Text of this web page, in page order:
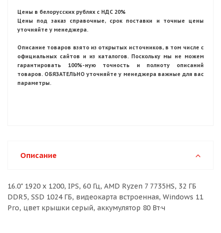
Цены в белорусских рублях с НДС 20%
Цены под заказ справочные, срок поставки и точные цены
уточняйте у менеджера.
Описание товаров взято из открытых источников, в том числе с
официальных сайтов и из каталогов. Поскольку мы не можем
гарантировать 100%-ную точность и полноту описаний
товаров. ОБЯЗАТЕЛЬНО уточняйте у менеджера важные для вас
параметры.
Описание
16.0" 1920 x 1200, IPS, 60 Гц, AMD Ryzen 7 7735HS, 32 ГБ
DDR5, SSD 1024 ГБ, видеокарта встроенная, Windows 11
Pro, цвет крышки серый, аккумулятор 80 Вт·ч